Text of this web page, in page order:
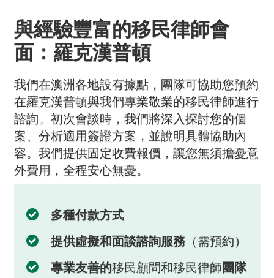
與經驗豐富的移民律師會
面：羅克漢普頓
我們在澳洲各地設有據點，團隊可協助您預約
在羅克漢普頓與我們專業敬業的移民律師進行
諮詢。初次會談時，我們將深入探討您的個
案、分析適用簽證方案，並說明具體協助內
容。我們提供固定收費報價，讓您無須擔憂意
外費用，全程安心無憂。
多種付款方式
提供虛擬和面談諮詢服務（需預約）
專業友善的移民顧問和移民律師團隊